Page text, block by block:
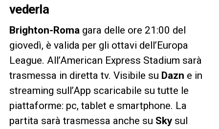
vederla
Brighton-Roma gara delle ore 21:00 del
giovedì, è valida per gli ottavi dell’Europa
League. All’American Express Stadium sarà
trasmessa in diretta tv. Visibile su Dazn e in
streaming sull’App scaricabile su tutte le
piattaforme: pc, tablet e smartphone. La
partita sarà trasmessa anche su Sky sul